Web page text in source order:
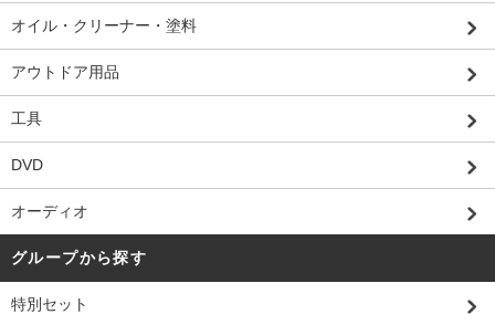
オイル・クリーナー・塗料
アウトドア用品
工具
DVD
オーディオ
グループから探す
特別セット